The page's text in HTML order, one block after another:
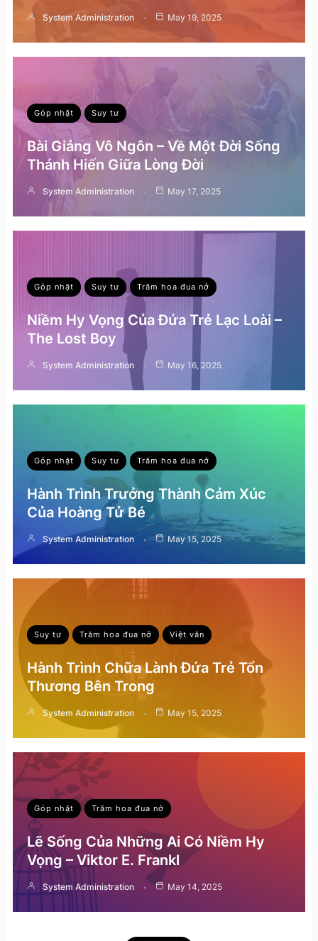
System Administration May 19, 2025
Góp nhặt Suy tư
Bài Giảng Vô Ngôn – Về Một Đời Sống
Thánh Hiến Giữa Lòng Đời
System Administration May 17, 2025
Góp nhặt Suy tư Trăm hoa đua nở
Niềm Hy Vọng Của Đứa Trẻ Lạc Loài –
The Lost Boy
System Administration May 16, 2025
Góp nhặt Suy tư Trăm hoa đua nở
Hành Trình Trưởng Thành Cảm Xúc
Của Hoàng Tử Bé
System Administration May 15, 2025
Suy tư Trăm hoa đua nở Việt văn
Hành Trình Chữa Lành Đứa Trẻ Tổn
Thương Bên Trong
System Administration May 15, 2025
Góp nhặt Trăm hoa đua nở
Lẽ Sống Của Những Ai Có Niềm Hy
Vọng – Viktor E. Frankl
System Administration May 14, 2025